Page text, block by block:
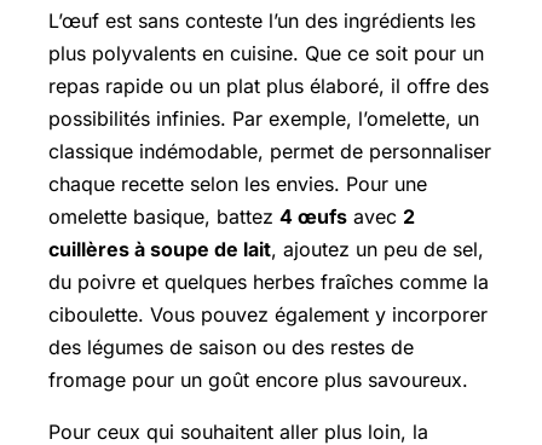
L’œuf est sans conteste l’un des ingrédients les
plus polyvalents en cuisine. Que ce soit pour un
repas rapide ou un plat plus élaboré, il offre des
possibilités infinies. Par exemple, l’omelette, un
classique indémodable, permet de personnaliser
chaque recette selon les envies. Pour une
omelette basique, battez 4 œufs avec 2
cuillères à soupe de lait, ajoutez un peu de sel,
du poivre et quelques herbes fraîches comme la
ciboulette. Vous pouvez également y incorporer
des légumes de saison ou des restes de
fromage pour un goût encore plus savoureux.
Pour ceux qui souhaitent aller plus loin, la